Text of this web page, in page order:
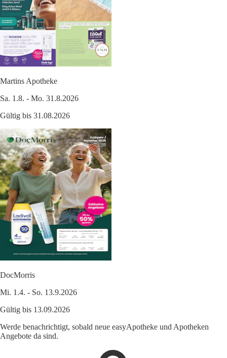
Martins Apotheke
Sa. 1.8. - Mo. 31.8.2026
Gültig bis 31.08.2026
DocMorris
Mi. 1.4. - So. 13.9.2026
Gültig bis 13.09.2026
Werde benachrichtigt, sobald neue easyApotheke und Apotheken
Angebote da sind.